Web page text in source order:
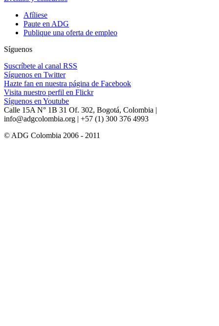
Afíliese
Paute en ADG
Publique una oferta de empleo
Síguenos
Suscríbete al canal RSS
Síguenos en Twitter
Hazte fan en nuestra página de Facebook
Visita nuestro perfil en Flickr
Síguenos en Youtube
Calle 15A N° 1B 31 Of. 302, Bogotá, Colombia |
info@adgcolombia.org | +57 (1) 300 376 4993
© ADG Colombia 2006 - 2011